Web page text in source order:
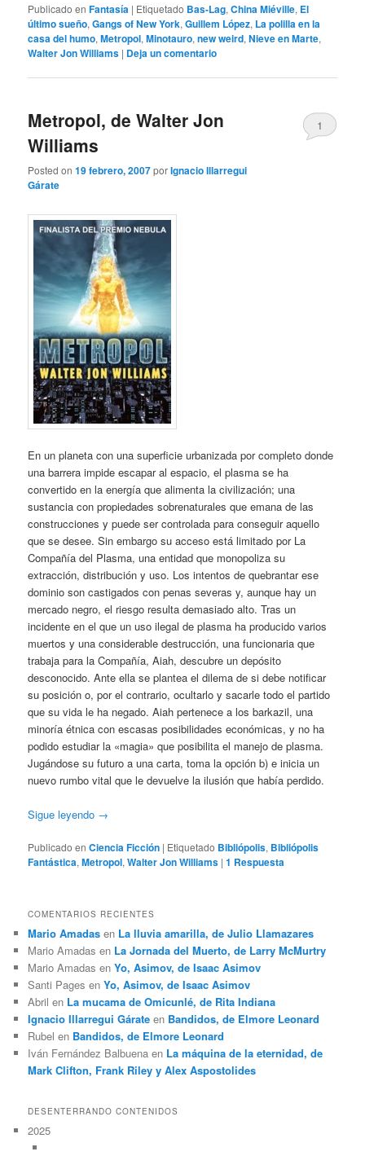
Publicado en Fantasía | Etiquetado Bas-Lag,China Miéville, El
último sueño,Gangs of New York,Guillem López, La polilla en la
casa del humo,Metropol,Minotauro,new weird,Nieve en Marte,
Walter Jon Williams | Deja un comentario
Metropol, de Walter Jon
Williams
Posted on19 febrero, 2007porIgnacio Illarregui
Gárate
1
En un planeta con una superficie urbanizada por completo donde
una barrera impide escapar al espacio, el plasma se ha
convertido en la energía que alimenta la civilización; una
sustancia con propiedades sobrenaturales que emana de las
construcciones y puede ser controlada para conseguir aquello
que se desee. Sin embargo su acceso está limitado por La
Compañía del Plasma, una entidad que monopoliza su
extracción, distribución y uso. Los intentos de quebrantar ese
dominio son castigados con penas severas y, aunque hay un
mercado negro, el riesgo resulta demasiado alto. Tras un
incidente en el que un uso ilegal de plasma ha producido varios
muertos y una considerable destrucción, una funcionaria que
trabaja para la Compañía, Aiah, descubre un depósito
desconocido. Ante ella se plantea el dilema de si debe notificar
su posición o, por el contrario, ocultarlo y sacarle todo el partido
que su vida le ha negado. Aiah pertenece a los barkazil, una
minoría étnica con escasas posibilidades económicas, y no ha
podido estudiar la «magia» que posibilita el manejo de plasma.
Jugándose su futuro a una carta, toma la opción b) e inicia un
nuevo rumbo vital que le devuelve la ilusión que había perdido.
Sigue leyendo →
Publicado en Ciencia Ficción | Etiquetado Bibliópolis, Bibliópolis
Fantástica,Metropol,Walter Jon Williams |1 Respuesta
COMENTARIOS RECIENTES
Mario Amadas en La lluvia amarilla, de Julio Llamazares
Mario Amadas en La Jornada del Muerto, de Larry McMurtry
Mario Amadas enYo, Asimov, de Isaac Asimov
Santi Pages enYo, Asimov, de Isaac Asimov
Abril en La mucama de Omicunlé, de Rita Indiana
Ignacio Illarregui Gárate en Bandidos, de Elmore Leonard
Rubel en Bandidos, de Elmore Leonard
Iván Fernández Balbuena en La máquina de la eternidad, de
Mark Clifton, Frank Riley y Alex Aspostolides
DESENTERRANDO CONTENIDOS
2025